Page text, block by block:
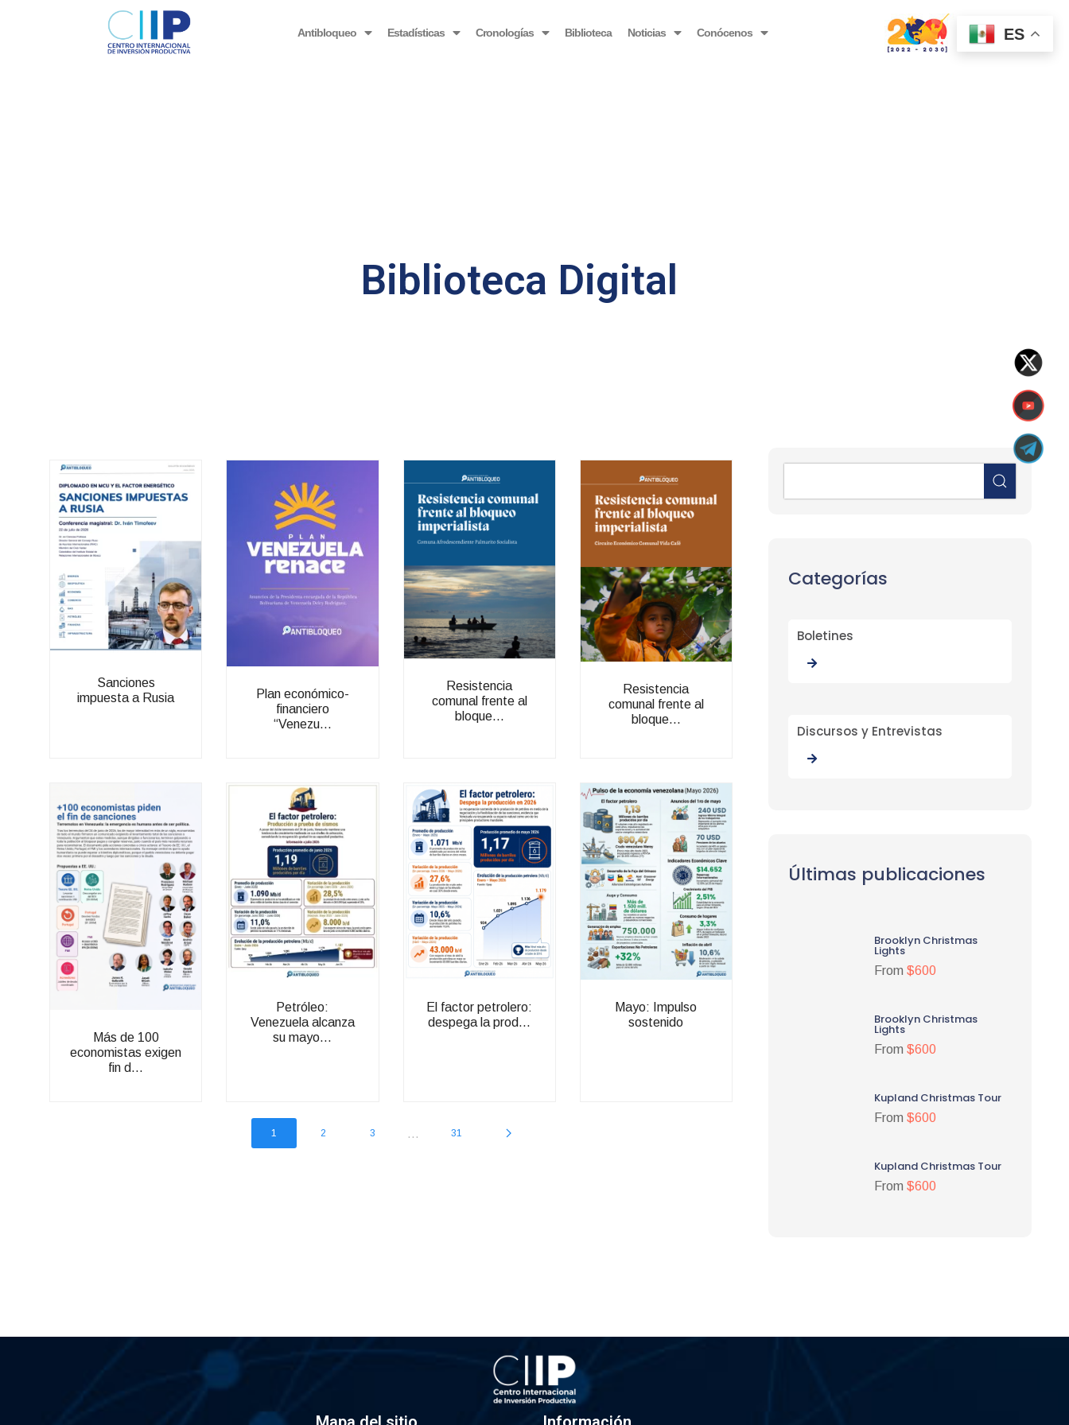
Antibloqueo Estadísticas Cronologías Biblioteca Noticias Conócenos
Biblioteca Digital
Sanciones
impuesta a Rusia
Plan económico-
financiero
“Venezu...
Resistencia
comunal frente al
bloque...
Resistencia
comunal frente al
bloque...
Más de 100
economistas exigen
fin d...
Petróleo:
Venezuela alcanza
su mayo...
El factor petrolero:
despega la prod...
Mayo: Impulso
sostenido
1 2 3 ... 31
Categorías
Boletines
Discursos y Entrevistas
Últimas publicaciones
Brooklyn Christmas
Lights
From$600
Brooklyn Christmas
Lights
From$600
Kupland Christmas Tour
From$600
Kupland Christmas Tour
From$600
ES